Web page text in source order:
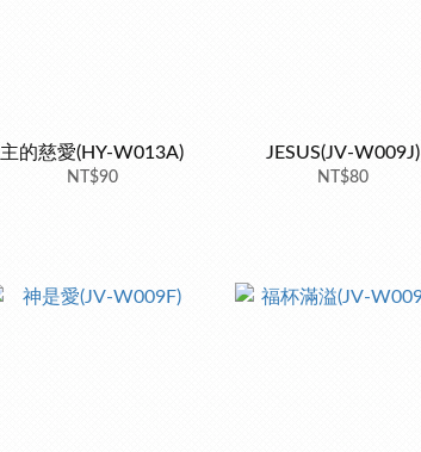
主的慈愛(HY-W013A)
NT$90
JESUS(JV-W009J)
NT$80